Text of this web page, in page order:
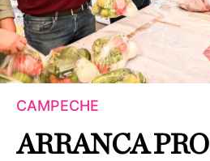
CAMPECHE
ARRANCA